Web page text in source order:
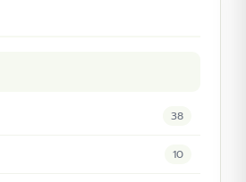
38
10